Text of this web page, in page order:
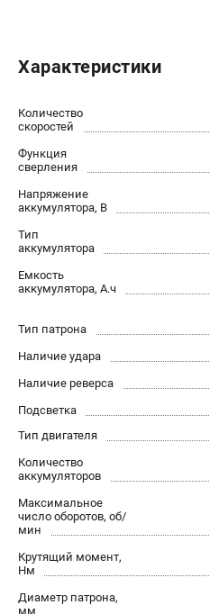
Юридическим лицам
Контакты
Правила обмена и возврата
Способы оплаты
О компании
О бренде
Новости
Как нас найти
Пользовательское соглашение
Дрели
Пылесосы
АККУМУЛЯТОРНЫЙ ИНСТРУМЕНТ
Аккумуляторные шуруповерты
Характеристики
Количество
скоростей
Функция
сверления
Напряжение
аккумулятора, В
Тип
аккумулятора
Емкость
аккумулятора, А.ч
Тип патрона
Наличие удара
Наличие реверса
Подсветка
Тип двигателя
Количество
аккумуляторов
Максимальное
число оборотов, об/
мин
Крутящий момент,
Нм
Диаметр патрона,
мм